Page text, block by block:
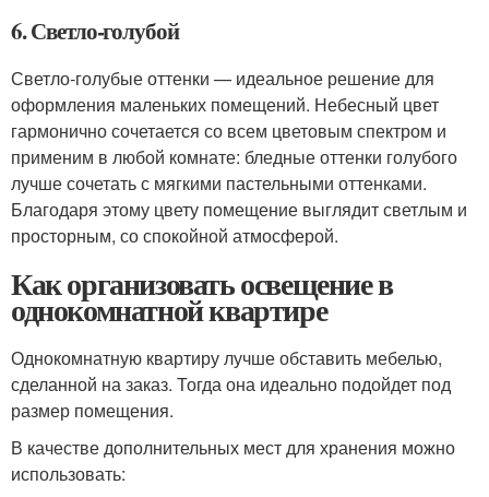
6. Светло-голубой
Светло-голубые оттенки — идеальное решение для
оформления маленьких помещений. Небесный цвет
гармонично сочетается со всем цветовым спектром и
применим в любой комнате: бледные оттенки голубого
лучше сочетать с мягкими пастельными оттенками.
Благодаря этому цвету помещение выглядит светлым и
просторным, со спокойной атмосферой.
Как организовать освещение в
однокомнатной квартире
Однокомнатную квартиру лучше обставить мебелью,
сделанной на заказ. Тогда она идеально подойдет под
размер помещения.
В качестве дополнительных мест для хранения можно
использовать: